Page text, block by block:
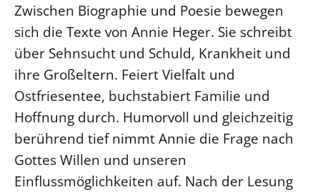
Zwischen Biographie und Poesie bewegen
sich die Texte von Annie Heger. Sie schreibt
über Sehnsucht und Schuld, Krankheit und
ihre Großeltern. Feiert Vielfalt und
Ostfriesentee, buchstabiert Familie und
Hoffnung durch. Humorvoll und gleichzeitig
berührend tief nimmt Annie die Frage nach
Gottes Willen und unseren
Einflussmöglichkeiten auf. Nach der Lesung
Kinder und Jugendliche
Kultur und Kunst
Ökumene und Religionen